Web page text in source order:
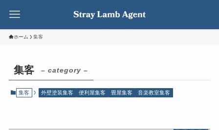
ホーム 集客
集客 – category –
集客 外壁塗装集客 便利屋集客 畳屋集客 音楽教室集客